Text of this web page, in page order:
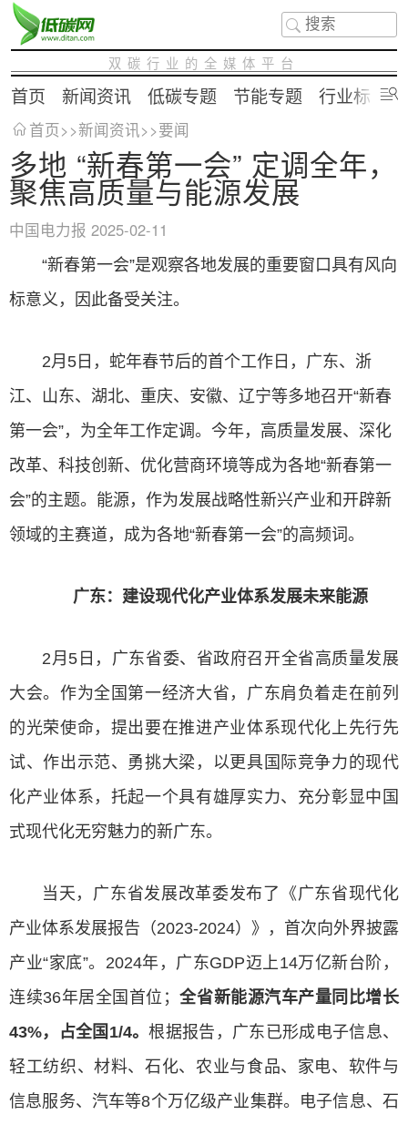
双碳行业的全媒体平台
首页 新闻资讯 低碳专题 节能专题 行业标准
首页>>新闻资讯>>要闻
多地 “新春第一会” 定调全年，
聚焦高质量与能源发展
中国电力报 2025-02-11
“新春第一会”是观察各地发展的重要窗口具有风向
标意义，因此备受关注。
2月5日，蛇年春节后的首个工作日，广东、浙
江、山东、湖北、重庆、安徽、辽宁等多地召开“新春
第一会”，为全年工作定调。今年，高质量发展、深化
改革、科技创新、优化营商环境等成为各地“新春第一
会”的主题。能源，作为发展战略性新兴产业和开辟新
领域的主赛道，成为各地“新春第一会”的高频词。
广东：建设现代化产业体系发展未来能源
2月5日，广东省委、省政府召开全省高质量发展
大会。作为全国第一经济大省，广东肩负着走在前列
的光荣使命，提出要在推进产业体系现代化上先行先
试、作出示范、勇挑大梁，以更具国际竞争力的现代
化产业体系，托起一个具有雄厚实力、充分彰显中国
式现代化无穷魅力的新广东。
当天，广东省发展改革委发布了《广东省现代化
产业体系发展报告（2023-2024）》，首次向外界披露
产业“家底”。2024年，广东GDP迈上14万亿新台阶，
连续36年居全国首位； 全省新能源汽车产量同比增长
43%，占全国1/4。根据报告，广东已形成电子信息、
轻工纺织、材料、石化、农业与食品、家电、软件与
信息服务、汽车等8个万亿级产业集群。电子信息、石